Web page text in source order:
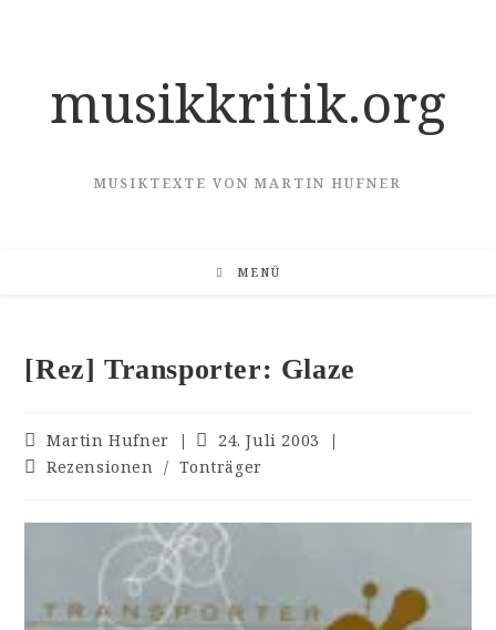
musikkritik.org
MUSIKTEXTE VON MARTIN HUFNER
MENÜ
[Rez] Transporter: Glaze
Beitrags-
Autor:
Martin Hufner
Beitrag
veröffentlicht:
24. Juli 2003
Beitrags-
Rezensionen / Tonträger